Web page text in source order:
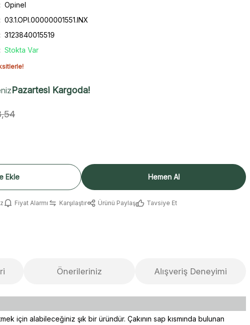
Opinel
03.1.OPI.00000001551.INX
3123840015519
Stokta Var
Pazartesi Kargoda!
Ekle Hemen Al
Fiyat Alarmı Karşılaştır Ürünü Paylaş Tavsiye Et
Önerileriniz Alışveriş Deneyimi
için alabileceğiniz şık bir üründür. Çakının sap kısmında bulunan